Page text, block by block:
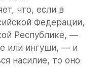
что, если в
Федерации,
Республике, —
или ингуши, — и
насилие, то оно